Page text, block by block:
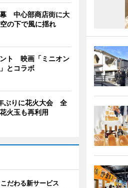
中心部商店街に大
の下で風に揺れ
ト 映画「ミニオン
とコラボ
ぶりに花火大会 全
火玉も再利用
だわる新サービス